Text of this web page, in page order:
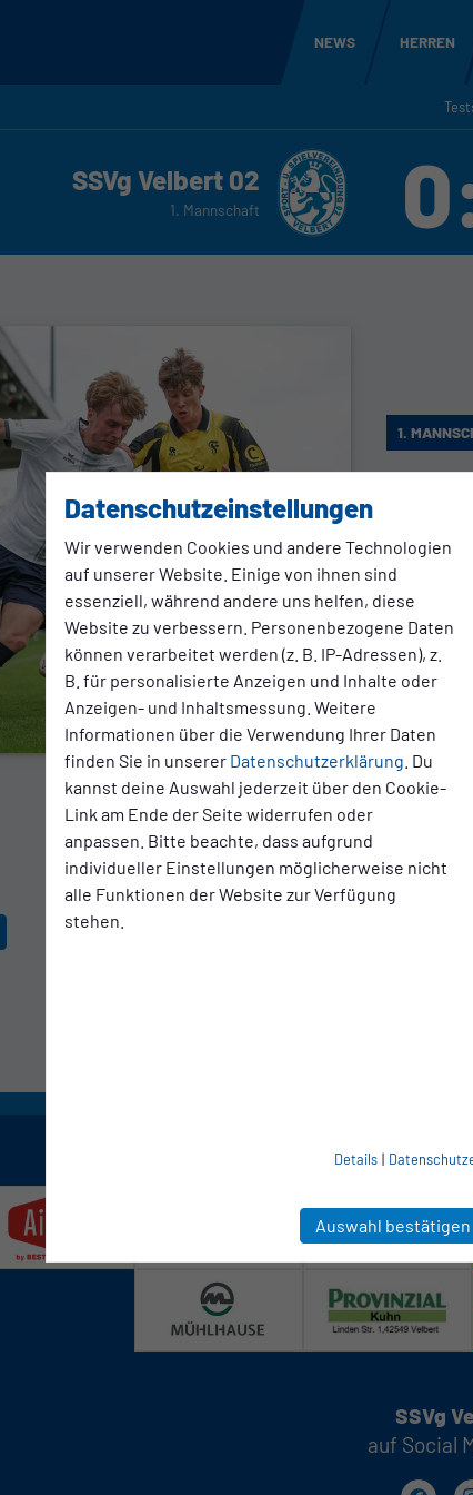
Datenschutzeinstellungen
Wir verwenden Cookies und andere Technologien
auf unserer Website. Einige von ihnen sind
essenziell, während andere uns helfen, diese
Website zu verbessern. Personenbezogene Daten
können verarbeitet werden (z. B. IP-Adressen), z.
B. für personalisierte Anzeigen und Inhalte oder
Anzeigen- und Inhaltsmessung. Weitere
Informationen über die Verwendung Ihrer Daten
finden Sie in unserer Datenschutzerklärung . Du
kannst deine Auswahl jederzeit über den Cookie-
Link am Ende der Seite widerrufen oder
anpassen. Bitte beachte, dass aufgrund
individueller Einstellungen möglicherweise nicht
alle Funktionen der Website zur Verfügung
stehen.
Details |
Auswahl bestätigen
NEWS HERREN
SSVg Velbert 02
1. Mannschaft
1.
02
Köln
SSVg
auf Social